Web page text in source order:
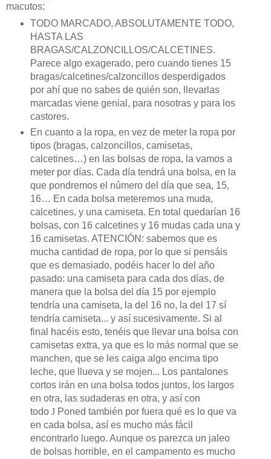
macutos:
TODO MARCADO, ABSOLUTAMENTE TODO,
HASTA LAS
BRAGAS/CALZONCILLOS/CALCETINES.
Parece algo exagerado, pero cuando tienes 15
bragas/calcetines/calzoncillos desperdigados
por ahí que no sabes de quién son, llevarlas
marcadas viene genial, para nosotras y para los
castores.
En cuanto a la ropa, en vez de meter la ropa por
tipos (bragas, calzoncillos, camisetas,
calcetines…) en las bolsas de ropa, la vamos a
meter por días. Cada día tendrá una bolsa, en la
que pondremos el número del día que sea, 15,
16… En cada bolsa meteremos una muda,
calcetines, y una camiseta. En total quedarían 16
bolsas, con 16 calcetines y 16 mudas cada una y
16 camisetas. ATENCIÓN: sabemos que es
mucha cantidad de ropa, por lo que si pensáis
que es demasiado, podéis hacer lo del año
pasado: una camiseta para cada dos días, de
manera que la bolsa del día 15 por ejemplo
tendría una camiseta, la del 16 no, la del 17 sí
tendría camiseta... y así sucesivamente. Si al
final hacéis esto, tenéis que llevar una bolsa con
camisetas extra, ya que es lo más normal que se
manchen, que se les caiga algo encima tipo
leche, que llueva y se mojen... Los pantalones
cortos irán en una bolsa todos juntos, los largos
en otra, las sudaderas en otra, y así con
todo JPoned también por fuera qué es lo que va
en cada bolsa, así es mucho más fácil
encontrarlo luego. Aunque os parezca un jaleo
de bolsas horrible, en el campamento es mucho